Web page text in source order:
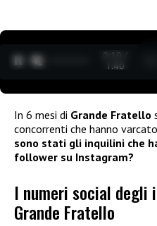
0:10 /
1:40
In 6 mesi di Grande Fratello
concorrenti che hanno
sono stati gli inquilini che
follower su Instagram?
I numeri social degli
Grande Fratello